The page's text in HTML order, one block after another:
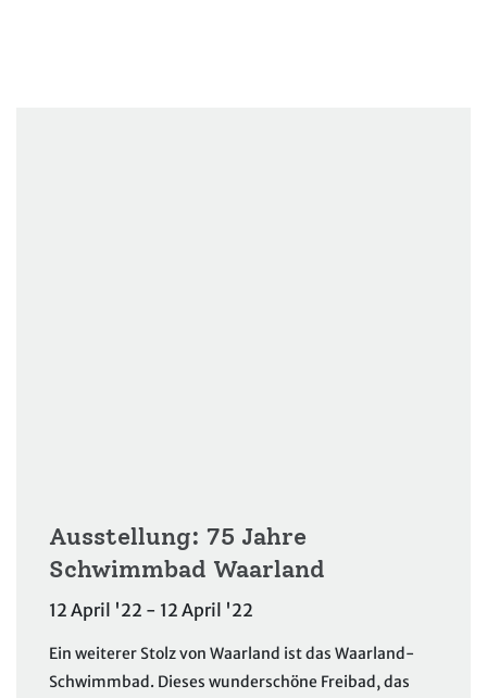
Ausstellung: 75 Jahre
Schwimmbad Waarland
12 April '22 - 12 April '22
Ein weiterer Stolz von Waarland ist das Waarland-
Schwimmbad. Dieses wunderschöne Freibad, das